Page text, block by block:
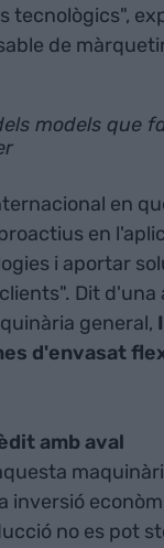
tecnològics",
de
models que
en
en
i aportar
Dit d'una
general,
d'envasat
amb aval
inversió
no es pot